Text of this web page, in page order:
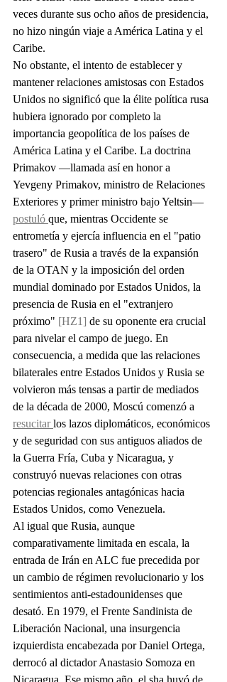
veces durante sus ocho años de presidencia,
no hizo ningún viaje a América Latina y el
Caribe.
No obstante, el intento de establecer y
mantener relaciones amistosas con Estados
Unidos no significó que la élite política rusa
hubiera ignorado por completo la
importancia geopolítica de los países de
América Latina y el Caribe. La doctrina
Primakov —llamada así en honor a
Yevgeny Primakov, ministro de Relaciones
Exteriores y primer ministro bajo Yeltsin—
postuló que, mientras Occidente se
entrometía y ejercía influencia en el "patio
trasero" de Rusia a través de la expansión
de la OTAN y la imposición del orden
mundial dominado por Estados Unidos, la
presencia de Rusia en el "extranjero
próximo" [HZ1] de su oponente era crucial
para nivelar el campo de juego. En
consecuencia, a medida que las relaciones
bilaterales entre Estados Unidos y Rusia se
volvieron más tensas a partir de mediados
de la década de 2000, Moscú comenzó a
resucitar los lazos diplomáticos, económicos
y de seguridad con sus antiguos aliados de
la Guerra Fría, Cuba y Nicaragua, y
construyó nuevas relaciones con otras
potencias regionales antagónicas hacia
Estados Unidos, como Venezuela.
Al igual que Rusia, aunque
comparativamente limitada en escala, la
entrada de Irán en ALC fue precedida por
un cambio de régimen revolucionario y los
sentimientos anti-estadounidenses que
desató. En 1979, el Frente Sandinista de
Liberación Nacional, una insurgencia
izquierdista encabezada por Daniel Ortega,
derrocó al dictador Anastasio Somoza en
Nicaragua. Ese mismo año, el sha huyó de